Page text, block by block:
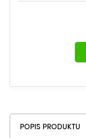
POPIS PRODUKTU